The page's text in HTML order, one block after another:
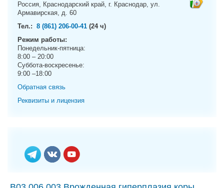
Россия, Краснодарский край, г. Краснодар, ул.
Армавирская, д. 60
Тел.: 8 (861) 206-00-41 (24 ч)
Режим работы:
Понедельник-пятница:
8:00 – 20:00
Суббота-воскресенье:
9:00 –18:00
Обратная связь
Реквизиты и лицензия